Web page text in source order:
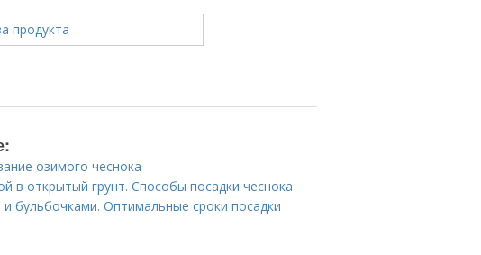
озимого чеснока
в открытый грунт. Способы посадки чеснока
бульбочками. Оптимальные сроки посадки